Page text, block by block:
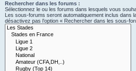
Rechercher dans les forums :
Sélectionnez le ou les forums dans lesquels vous
Les sous-forums seront automatiquement inclus dans
désactivez pas l’option « Rechercher dans les sous-